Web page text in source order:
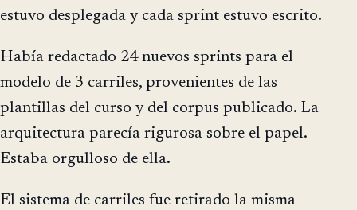
estuvo desplegada y cada sprint estuvo escrito.
Había redactado 24 nuevos sprints para el
modelo de 3 carriles, provenientes de las
plantillas del curso y del corpus publicado. La
arquitectura parecía rigurosa sobre el papel.
Estaba orgulloso de ella.
El sistema de carriles fue retirado la misma